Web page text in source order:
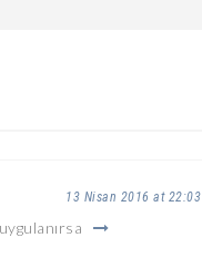
13 Nisan 2016 at 22:03